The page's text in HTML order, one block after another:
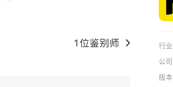
行业
公司
版本